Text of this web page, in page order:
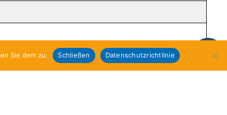
Sie dem zu. Schließen Datenschutzrichtlinie